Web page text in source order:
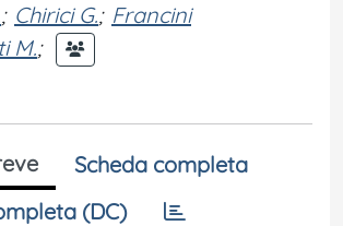
; Chirici G.; Francini
M.;
Scheda completa
(DC)